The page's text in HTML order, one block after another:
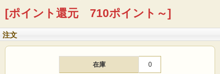
[ポイント還元 710ポイント～]
注文
在庫 0